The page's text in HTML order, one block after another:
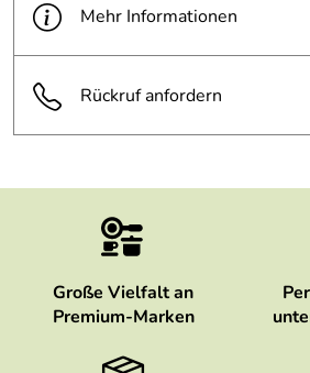
Mehr Informationen
Rückruf anfordern
Große Vielfalt an
Premium-Marken